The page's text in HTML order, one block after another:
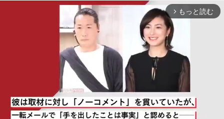
arrow_forward_ios もっと読む